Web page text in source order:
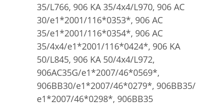
35/L766, 906 KA 35/4x4/L970, 906 AC
30/e1*2001/116*0353*, 906 AC
35/e1*2001/116*0354*, 906 AC
35/4x4/e1*2001/116*0424*, 906 KA
50/L845, 906 KA 50/4x4/L972,
906AC35G/e1*2007/46*0569*,
906BB30/e1*2007/46*0279*, 906BB35/
e1*2007/46*0298*, 906BB35